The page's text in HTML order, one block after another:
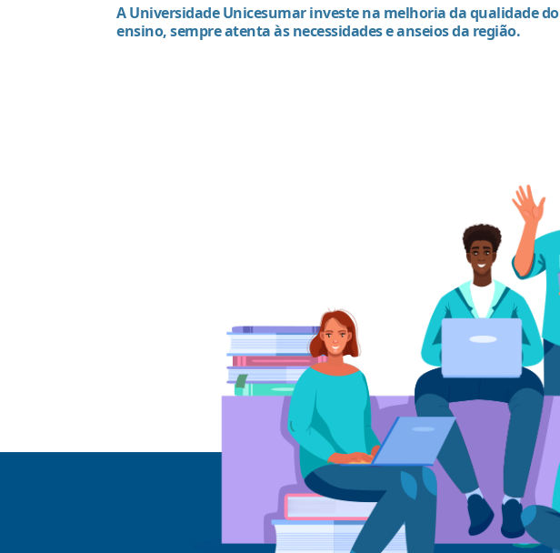
A Universidade Unicesumar investe na melhoria da qualidade do
ensino, sempre atenta às necessidades e anseios da região.